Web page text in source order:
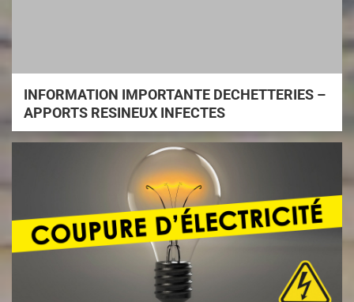
INFORMATION IMPORTANTE DECHETTERIES –
APPORTS RESINEUX INFECTES